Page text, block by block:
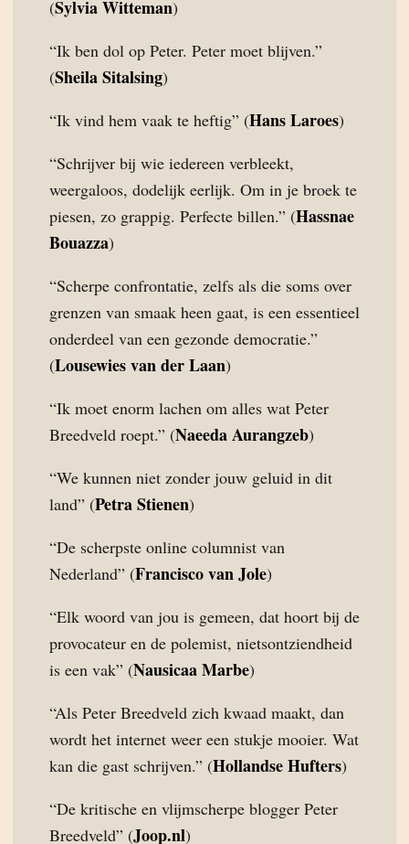
(Sylvia Witteman)
“Ik ben dol op Peter. Peter moet blijven.”
(Sheila Sitalsing)
“Ik vind hem vaak te heftig” (Hans Laroes)
“Schrijver bij wie iedereen verbleekt,
weergaloos, dodelijk eerlijk. Om in je broek te
piesen, zo grappig. Perfecte billen.” (Hassnae
Bouazza)
“Scherpe confrontatie, zelfs als die soms over
grenzen van smaak heen gaat, is een essentieel
onderdeel van een gezonde democratie.”
(Lousewies van der Laan)
“Ik moet enorm lachen om alles wat Peter
Breedveld roept.” (Naeeda Aurangzeb)
“We kunnen niet zonder jouw geluid in dit
land” (Petra Stienen)
“De scherpste online columnist van
Nederland” (Francisco van Jole)
“Elk woord van jou is gemeen, dat hoort bij de
provocateur en de polemist, nietsontziendheid
is een vak” (Nausicaa Marbe)
“Als Peter Breedveld zich kwaad maakt, dan
wordt het internet weer een stukje mooier. Wat
kan die gast schrijven.” (Hollandse Hufters)
“De kritische en vlijmscherpe blogger Peter
Breedveld” (Joop.nl)